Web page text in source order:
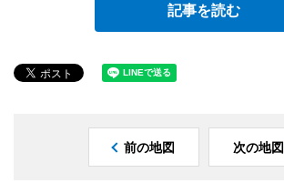
記事を読む
前の地図 次の地図